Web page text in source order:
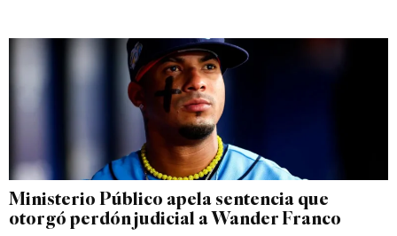
Ministerio Público apela sentencia que
otorgó perdón judicial a Wander Franco